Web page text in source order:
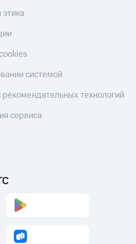
системой
технологий
сервиса